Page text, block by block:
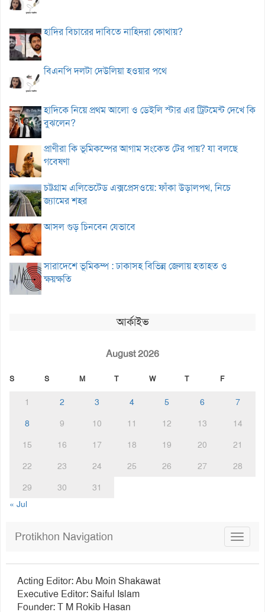
হাদির বিচারের দাবিতে নাহিদরা কোথায়?
বিএনপি দলটা দেউলিয়া হওয়ার পথে
হাদিকে নিয়ে প্রথম আলো ও ডেইলি স্টার এর ট্রিটমেন্ট দেখে কি
বুঝলেন?
প্রাণীরা কি ভূমিকম্পের আগাম সংকেত টের পায়? যা বলছে
গবেষণা
চট্টগ্রাম এলিভেটেড এক্সপ্রেসওয়ে: ফাঁকা উড়ালপথ, নিচে
জ্যামের শহর
আসল গুড় চিনবেন যেভাবে
সারাদেশে ভূমিকম্প : ঢাকাসহ বিভিন্ন জেলায় হতাহত ও
ক্ষয়ক্ষতি
আর্কাইভ
August 2026
S S M T W T F
1 2 3 4 5 6
7
8
9 10 11 12 13
14
15
16 17 18 19 20
21
22
23 24 25 26 27
28
29
30
31
« Jul
Toggle
Protikhon Navigation
Acting Editor: Abu Moin Shakawat
Executive Editor: Saiful Islam
Founder: T M Rokib Hasan